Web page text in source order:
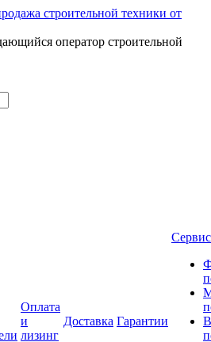
оператор строительной
Оплата
и
лизинг
Доставка Гарантии